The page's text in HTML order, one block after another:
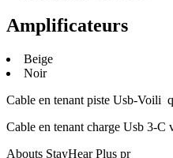
Amplificateurs
Beige
Noir
Cable en tenant piste Usb-Voili
Cable en tenant charge Usb 3-C
Abouts StayHear Plus pr